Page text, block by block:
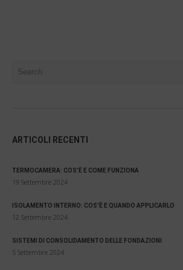
ARTICOLI RECENTI
TERMOCAMERA: COS’È E COME FUNZIONA
19 Settembre 2024
ISOLAMENTO INTERNO: COS’È E QUANDO APPLICARLO
12 Settembre 2024
SISTEMI DI CONSOLIDAMENTO DELLE FONDAZIONI
5 Settembre 2024